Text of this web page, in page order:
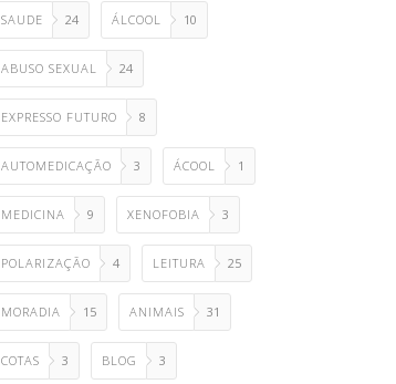
SAUDE 24 ÁLCOOL 10
ABUSO SEXUAL 24
EXPRESSO FUTURO 8
AUTOMEDICAÇÃO 3 ÁCOOL 1
MEDICINA 9 XENOFOBIA 3
POLARIZAÇÃO 4 LEITURA 25
MORADIA 15 ANIMAIS 31
COTAS 3 BLOG 3